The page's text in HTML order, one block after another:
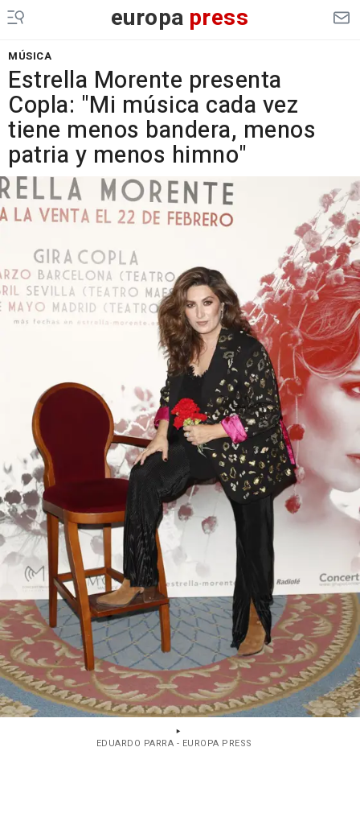
europa press
MÚSICA
Estrella Morente presenta
Copla: "Mi música cada vez
tiene menos bandera, menos
patria y menos himno"
EDUARDO PARRA - EUROPA PRESS